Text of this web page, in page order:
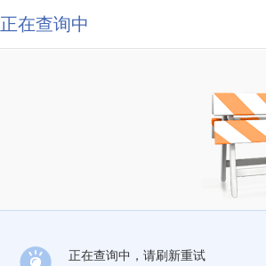
正在查询中
正在查询中，请刷新重试